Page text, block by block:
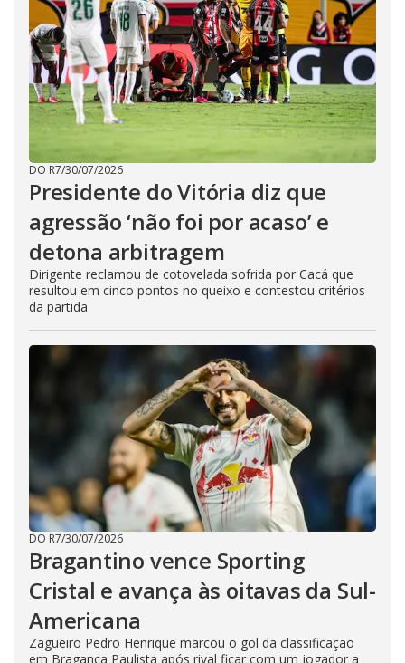
DO R7/30/07/2026
Presidente do Vitória diz que
agressão ‘não foi por acaso’ e
detona arbitragem
Dirigente reclamou de cotovelada sofrida por Cacá que
resultou em cinco pontos no queixo e contestou critérios
da partida
DO R7/30/07/2026
Bragantino vence Sporting
Cristal e avança às oitavas da Sul-
Americana
Zagueiro Pedro Henrique marcou o gol da classificação
em Bragança Paulista após rival ficar com um jogador a